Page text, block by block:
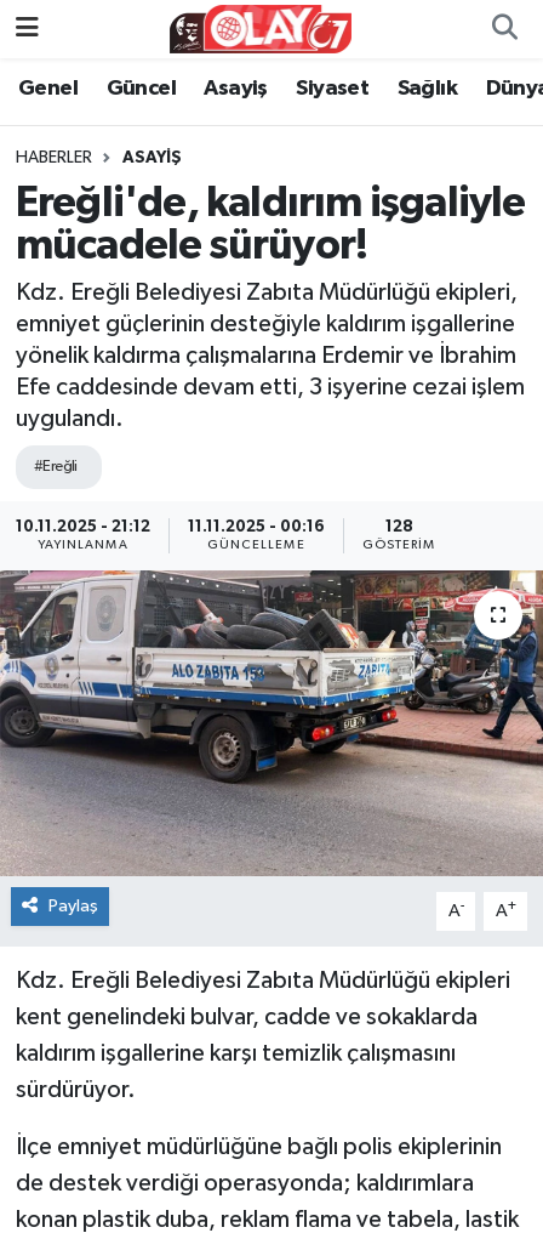
Genel Güncel Asayiş Siyaset Sağlık
HABERLER ASAYIŞ
Ereğli'de, kaldırım işgaliyle
mücadele sürüyor!
Kdz. Ereğli Belediyesi Zabıta Müdürlüğü ekipleri,
emniyet güçlerinin desteğiyle kaldırım işgallerine
yönelik kaldırma çalışmalarına Erdemir ve İbrahim
Efe caddesinde devam etti, 3 işyerine cezai işlem
uygulandı.
#Ereğli
10.11.2025 - 21:12
YAYINLANMA
11.11.2025 - 00:16
GÜNCELLEME
128
GÖSTERIM
Paylaş A- A+
Kdz. Ereğli Belediyesi Zabıta Müdürlüğü ekipleri
kent genelindeki bulvar, cadde ve sokaklarda
kaldırım işgallerine karşı temizlik çalışmasını
sürdürüyor.
İlçe emniyet müdürlüğüne bağlı polis ekiplerinin
de destek verdiği operasyonda; kaldırımlara
konan plastik duba, reklam flama ve tabela, lastik
KATEGORİSİZ
ANA SAYFA
Genel
Asayiş
Siyaset
Sağlık
Kültür Sanat
Dünya
Spor
Bilim veTeknoloji
Eğitim
SEKTÖR
Magazin
Günün Haberleri
Yazarlarımız
Tüm Makaleler
Tüm Haberler
Genel
Güncel
Asayiş
Sağlık
Dünya
Kültür Sanat
Eğitim
Spor
Zonguldak Nöbetçi Eczaneler
Zonguldak Hava Durumu
Zonguldak Namaz Vakitleri
Süper Lig Puan Durumu ve Fikstür
Tüm Manşetler
Son Dakika Haberleri
Haber Arşivi